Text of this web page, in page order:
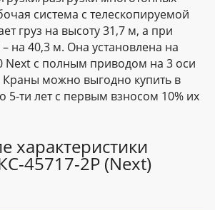
система с телескопируемой
груз на высоту 31,7 м, а при
– на 40,3 м. Она установлена на
Next с полным приводом на 3 оси
Краны можно выгодно купить в
5-ти лет с первым взносом 10% их
характеристики
45717-2Р (Next)